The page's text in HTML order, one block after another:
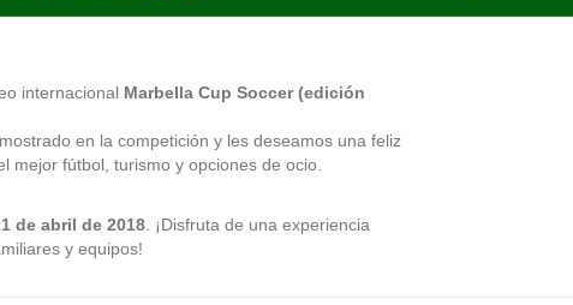
internacional Marbella Cup Soccer (edición
en la competición y les deseamos una feliz
mejor fútbol, turismo y opciones de ocio.
de abril de 2018. ¡Disfruta de una experiencia
y equipos!